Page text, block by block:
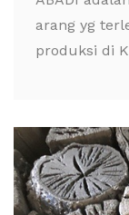
arang yg
produksi di